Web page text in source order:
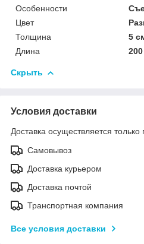
Особенности
Цвет
Толщина
5
Длина
Скрыть
Условия доставки
Доставка осуществляется только
Самовывоз
Доставка курьером
Доставка почтой
Транспортная компания
Все условия доставки